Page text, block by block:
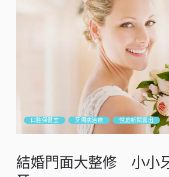
口腔保健室 牙周病治療 悅庭新聞露出
結婚門面大整修 小小